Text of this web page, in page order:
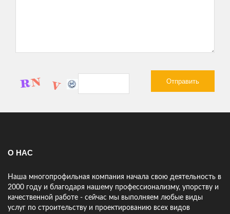
Спасибо!
Только начинаю работать с компанией 25Строй но сразу видно
О НАС
Наша многопрофильная компания начала свою деятельность в
2000 году и благодаря нашему профессионализму, упорству и
качественной работе - сейчас мы выполняем любые виды
услуг по строительству и проектированию всех видов